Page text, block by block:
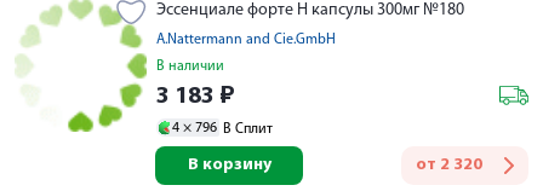
Эссенциале форте Н капсулы 300мг №180
A.Nattermann and Cie.GmbH
В наличии
3 183 ₽
4 × 796 В Сплит
от 2 320
В корзину